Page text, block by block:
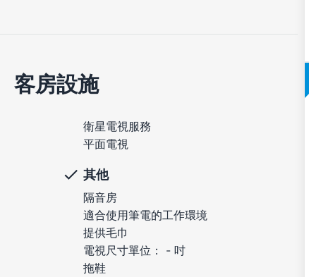
客房設施
衛星電視服務
平面電視
其他
隔音房
適合使用筆電的工作環境
提供毛巾
電視尺寸單位： - 吋
拖鞋